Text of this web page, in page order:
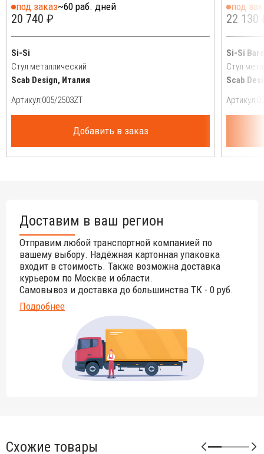
под заказ~60 раб. дней
20 740 ₽
Si-Si
Стул металлический
Scab Design, Италия
Артикул:
Добавить в заказ
под
22 130
Si-Si
Стул
Scab
Артикул:
Доставим в ваш регион
Отправим любой транспортной компанией по
вашему выбору. Надёжная картонная упаковка
входит в стоимость. Также возможна доставка
курьером по Москве и области.
Самовывоз и доставка до большинства ТК - 0 руб.
Подробнее
Схожие товары